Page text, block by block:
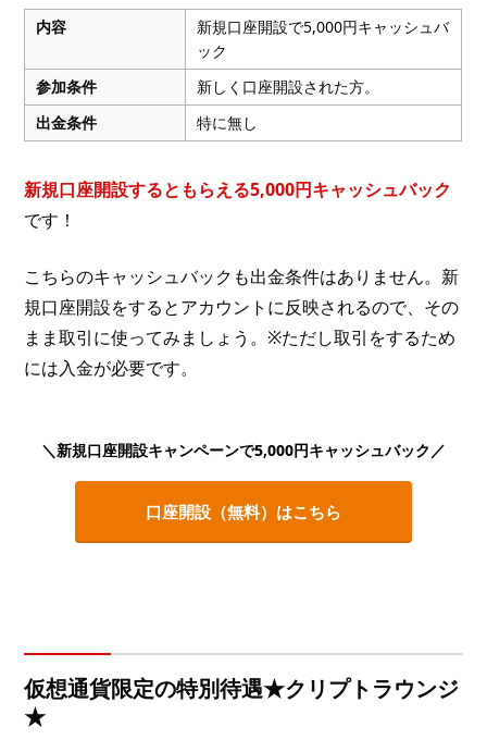
内容
新規口座開設で5,000円キャッシュバ
ック
参加条件
新しく口座開設された方。
出金条件
特に無し
新規口座開設するともらえる5,000円キャッシュバック
です！
こちらのキャッシュバックも出金条件はありません。新
規口座開設をするとアカウントに反映されるので、その
まま取引に使ってみましょう。※ただし取引をするため
には入金が必要です。
＼新規口座開設キャンペーンで5,000円キャッシュバック／
口座開設（無料）はこちら
仮想通貨限定の特別待遇★クリプトラウンジ
★